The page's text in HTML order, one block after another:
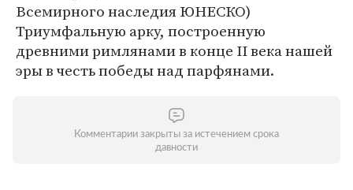
Всемирного наследия ЮНЕСКО)
Триумфальную арку, построенную
древними римлянами в конце II века нашей
эры в честь победы над парфянами.
Комментарии закрыты за истечением срока
давности